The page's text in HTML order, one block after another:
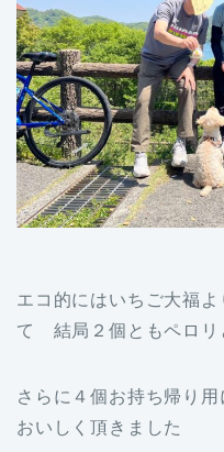
エコ的にはいちご大福よ
て 結局２個ともペロリ
さらに４個お持ち帰り
おいしく頂きました